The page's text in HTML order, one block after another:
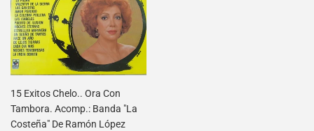
15 Exitos Chelo.. Ora Con
Tambora. Acomp.: Banda "La
Costeña" De Ramón López